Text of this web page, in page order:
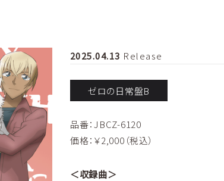
2025.04.13 Release
ゼロの日常盤B
品番：JBCZ-6120
価格：￥2,000（税込）
＜収録曲＞